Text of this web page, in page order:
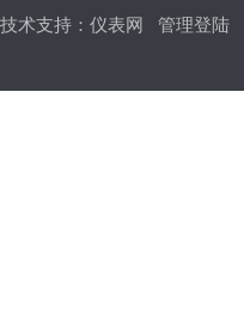
技术支持： 仪表网 管理登陆